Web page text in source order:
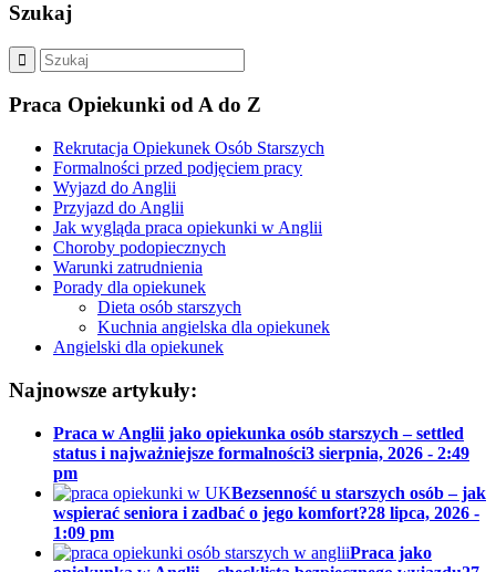
Szukaj
Praca Opiekunki od A do Z
Rekrutacja Opiekunek Osób Starszych
Formalności przed podjęciem pracy
Wyjazd do Anglii
Przyjazd do Anglii
Jak wygląda praca opiekunki w Anglii
Choroby podopiecznych
Warunki zatrudnienia
Porady dla opiekunek
Dieta osób starszych
Kuchnia angielska dla opiekunek
Angielski dla opiekunek
Najnowsze artykuły:
Praca w Anglii jako opiekunka osób starszych – settled
status i najważniejsze formalności3 sierpnia, 2026 - 2:49
pm
Bezsenność u starszych osób – jak
wspierać seniora i zadbać o jego komfort?28 lipca, 2026 -
1:09 pm
Praca jako